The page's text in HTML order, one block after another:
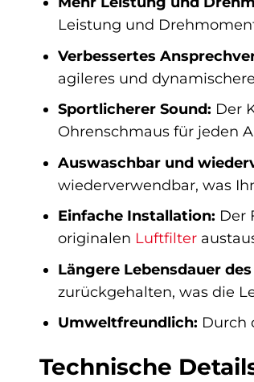
Leistung und
Verbessertes
agileres und
Sportlicherer Sound: Der
Ohrenschmaus für jeden
Auswaschbar und
wiederverwendbar, was
Einfache Installation: Der
originalen Luftfilter
Längere Lebensdauer
zurückgehalten, was die
Umweltfreundlich: Durch
Technische